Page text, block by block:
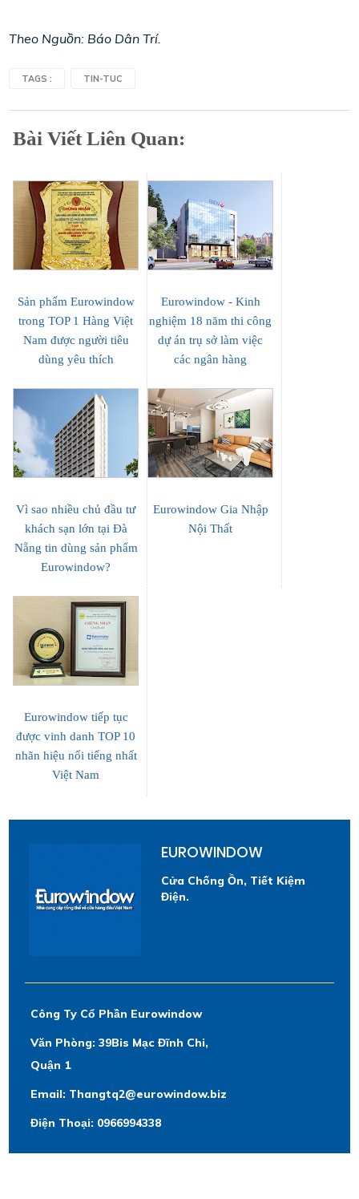
Theo Nguồn: Báo Dân Trí.
TAGS : TIN-TUC
Bài Viết Liên Quan:
Sản phẩm Eurowindow
trong TOP 1 Hàng Việt
Nam được người tiêu
dùng yêu thích
Eurowindow - Kinh
nghiệm 18 năm thi công
dự án trụ sở làm việc
các ngân hàng
Vì sao nhiều chủ đầu tư
khách sạn lớn tại Đà
Nẵng tin dùng sản phẩm
Eurowindow?
Eurowindow Gia Nhập
Nội Thất
Eurowindow tiếp tục
được vinh danh TOP 10
nhãn hiệu nổi tiếng nhất
Việt Nam
EUROWINDOW
Cửa Chống Ồn, Tiết Kiệm
Điện.
Công Ty Cổ Phần Eurowindow
Văn Phòng: 39Bis Mạc Đĩnh Chi,
Quận 1
Email: Thangtq2@eurowindow.biz
Điện Thoại: 0966994338